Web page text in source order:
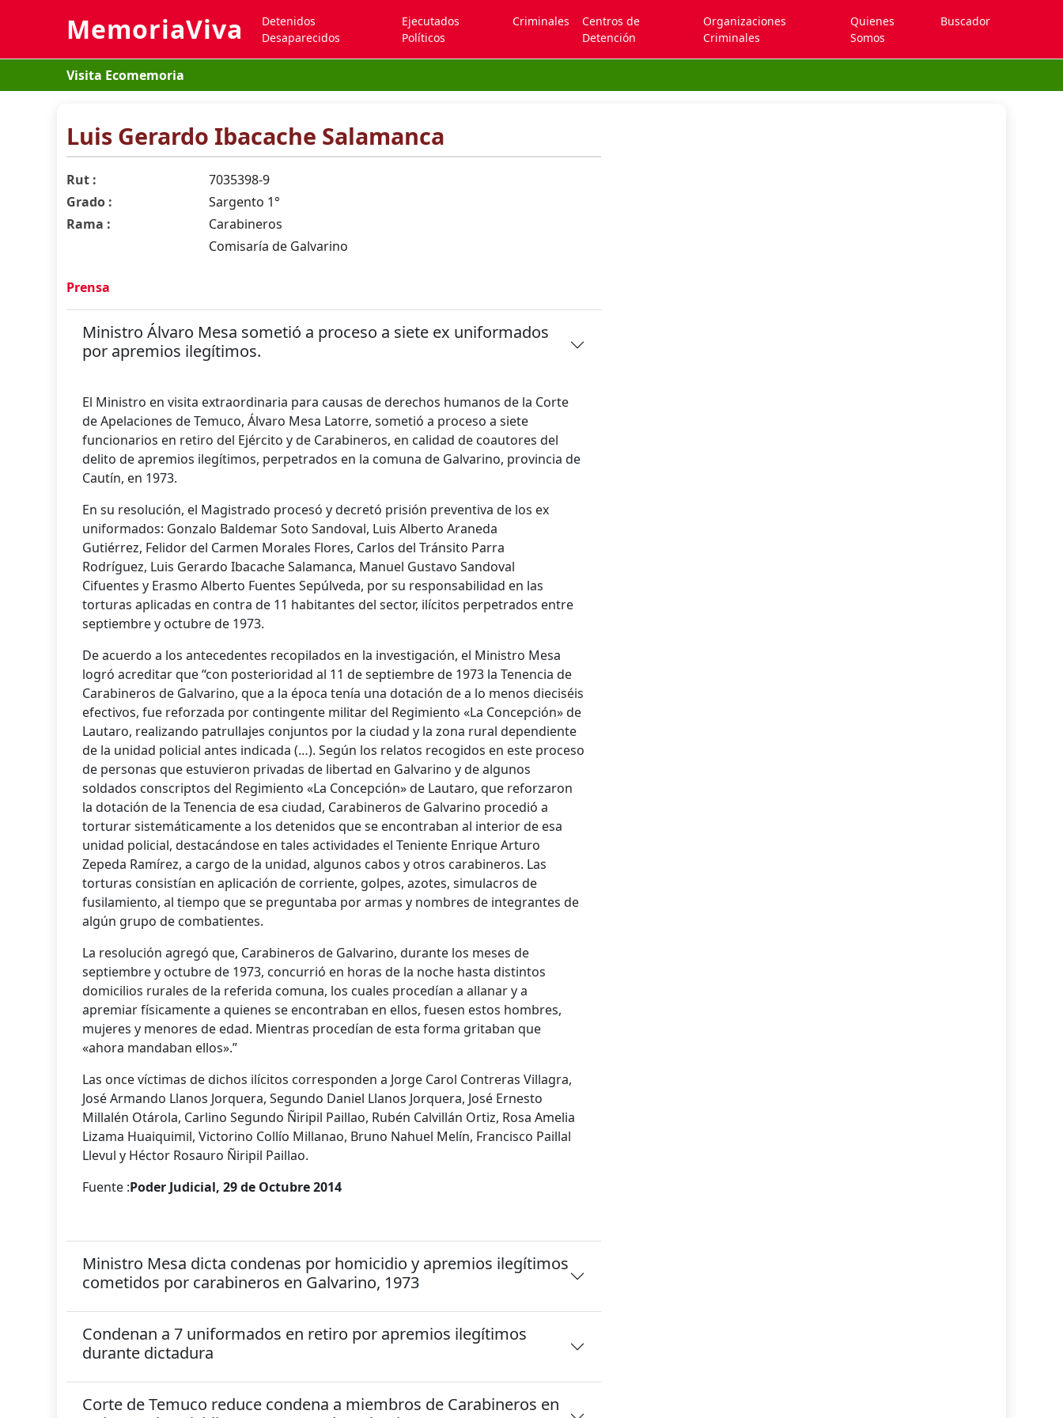
MemoriaViva
Detenidos
Desaparecidos
Ejecutados
Políticos
Criminales
Centros de
Detención
Organizaciones
Criminales
Quienes
Somos
Buscador
Visita Ecomemoria
Luis Gerardo Ibacache Salamanca
Rut :
7035398-9
Grado :
Sargento 1°
Rama :
Carabineros
Comisaría de Galvarino
Prensa
Ministro Álvaro Mesa sometió a proceso a siete ex uniformados
por apremios ilegítimos.
El Ministro en visita extraordinaria para causas de derechos humanos de la Corte
de Apelaciones de Temuco, Álvaro Mesa Latorre, sometió a proceso a siete
funcionarios en retiro del Ejército y de Carabineros, en calidad de coautores del
delito de apremios ilegítimos, perpetrados en la comuna de Galvarino, provincia de
Cautín, en 1973.
En su resolución, el Magistrado procesó y decretó prisión preventiva de los ex
uniformados: Gonzalo Baldemar Soto Sandoval, Luis Alberto Araneda
Gutiérrez, Felidor del Carmen Morales Flores, Carlos del Tránsito Parra
Rodríguez, Luis Gerardo Ibacache Salamanca, Manuel Gustavo Sandoval
Cifuentes y Erasmo Alberto Fuentes Sepúlveda, por su responsabilidad en las
torturas aplicadas en contra de 11 habitantes del sector, ilícitos perpetrados entre
septiembre y octubre de 1973.
De acuerdo a los antecedentes recopilados en la investigación, el Ministro Mesa
logró acreditar que “con posterioridad al 11 de septiembre de 1973 la Tenencia de
Carabineros de Galvarino, que a la época tenía una dotación de a lo menos dieciséis
efectivos, fue reforzada por contingente militar del Regimiento «La Concepción» de
Lautaro, realizando patrullajes conjuntos por la ciudad y la zona rural dependiente
de la unidad policial antes indicada (…). Según los relatos recogidos en este proceso
de personas que estuvieron privadas de libertad en Galvarino y de algunos
soldados conscriptos del Regimiento «La Concepción» de Lautaro, que reforzaron
la dotación de la Tenencia de esa ciudad, Carabineros de Galvarino procedió a
torturar sistemáticamente a los detenidos que se encontraban al interior de esa
unidad policial, destacándose en tales actividades el Teniente Enrique Arturo
Zepeda Ramírez, a cargo de la unidad, algunos cabos y otros carabineros. Las
torturas consistían en aplicación de corriente, golpes, azotes, simulacros de
fusilamiento, al tiempo que se preguntaba por armas y nombres de integrantes de
algún grupo de combatientes.
La resolución agregó que, Carabineros de Galvarino, durante los meses de
septiembre y octubre de 1973, concurrió en horas de la noche hasta distintos
domicilios rurales de la referida comuna, los cuales procedían a allanar y a
apremiar físicamente a quienes se encontraban en ellos, fuesen estos hombres,
mujeres y menores de edad. Mientras procedían de esta forma gritaban que
«ahora mandaban ellos».”
Las once víctimas de dichos ilícitos corresponden a Jorge Carol Contreras Villagra,
José Armando Llanos Jorquera, Segundo Daniel Llanos Jorquera, José Ernesto
Millalén Otárola, Carlino Segundo Ñiripil Paillao, Rubén Calvillán Ortiz, Rosa Amelia
Lizama Huaiquimil, Victorino Collío Millanao, Bruno Nahuel Melín, Francisco Paillal
Llevul y Héctor Rosauro Ñiripil Paillao.
Fuente :Poder Judicial, 29 de Octubre 2014
Ministro Mesa dicta condenas por homicidio y apremios ilegí­timos
cometidos por carabineros en Galvarino, 1973
Condenan a 7 uniformados en retiro por apremios ilegítimos
durante dictadura
Corte de Temuco reduce condena a miembros de Carabineros en